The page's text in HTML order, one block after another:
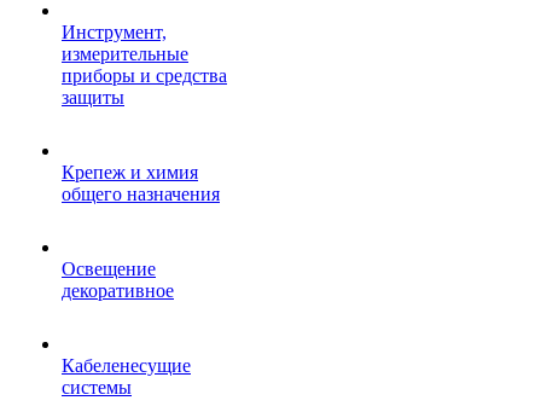
Инструмент,
измерительные
приборы и средства
защиты
Крепеж и химия
общего назначения
Освещение
декоративное
Кабеленесущие
системы